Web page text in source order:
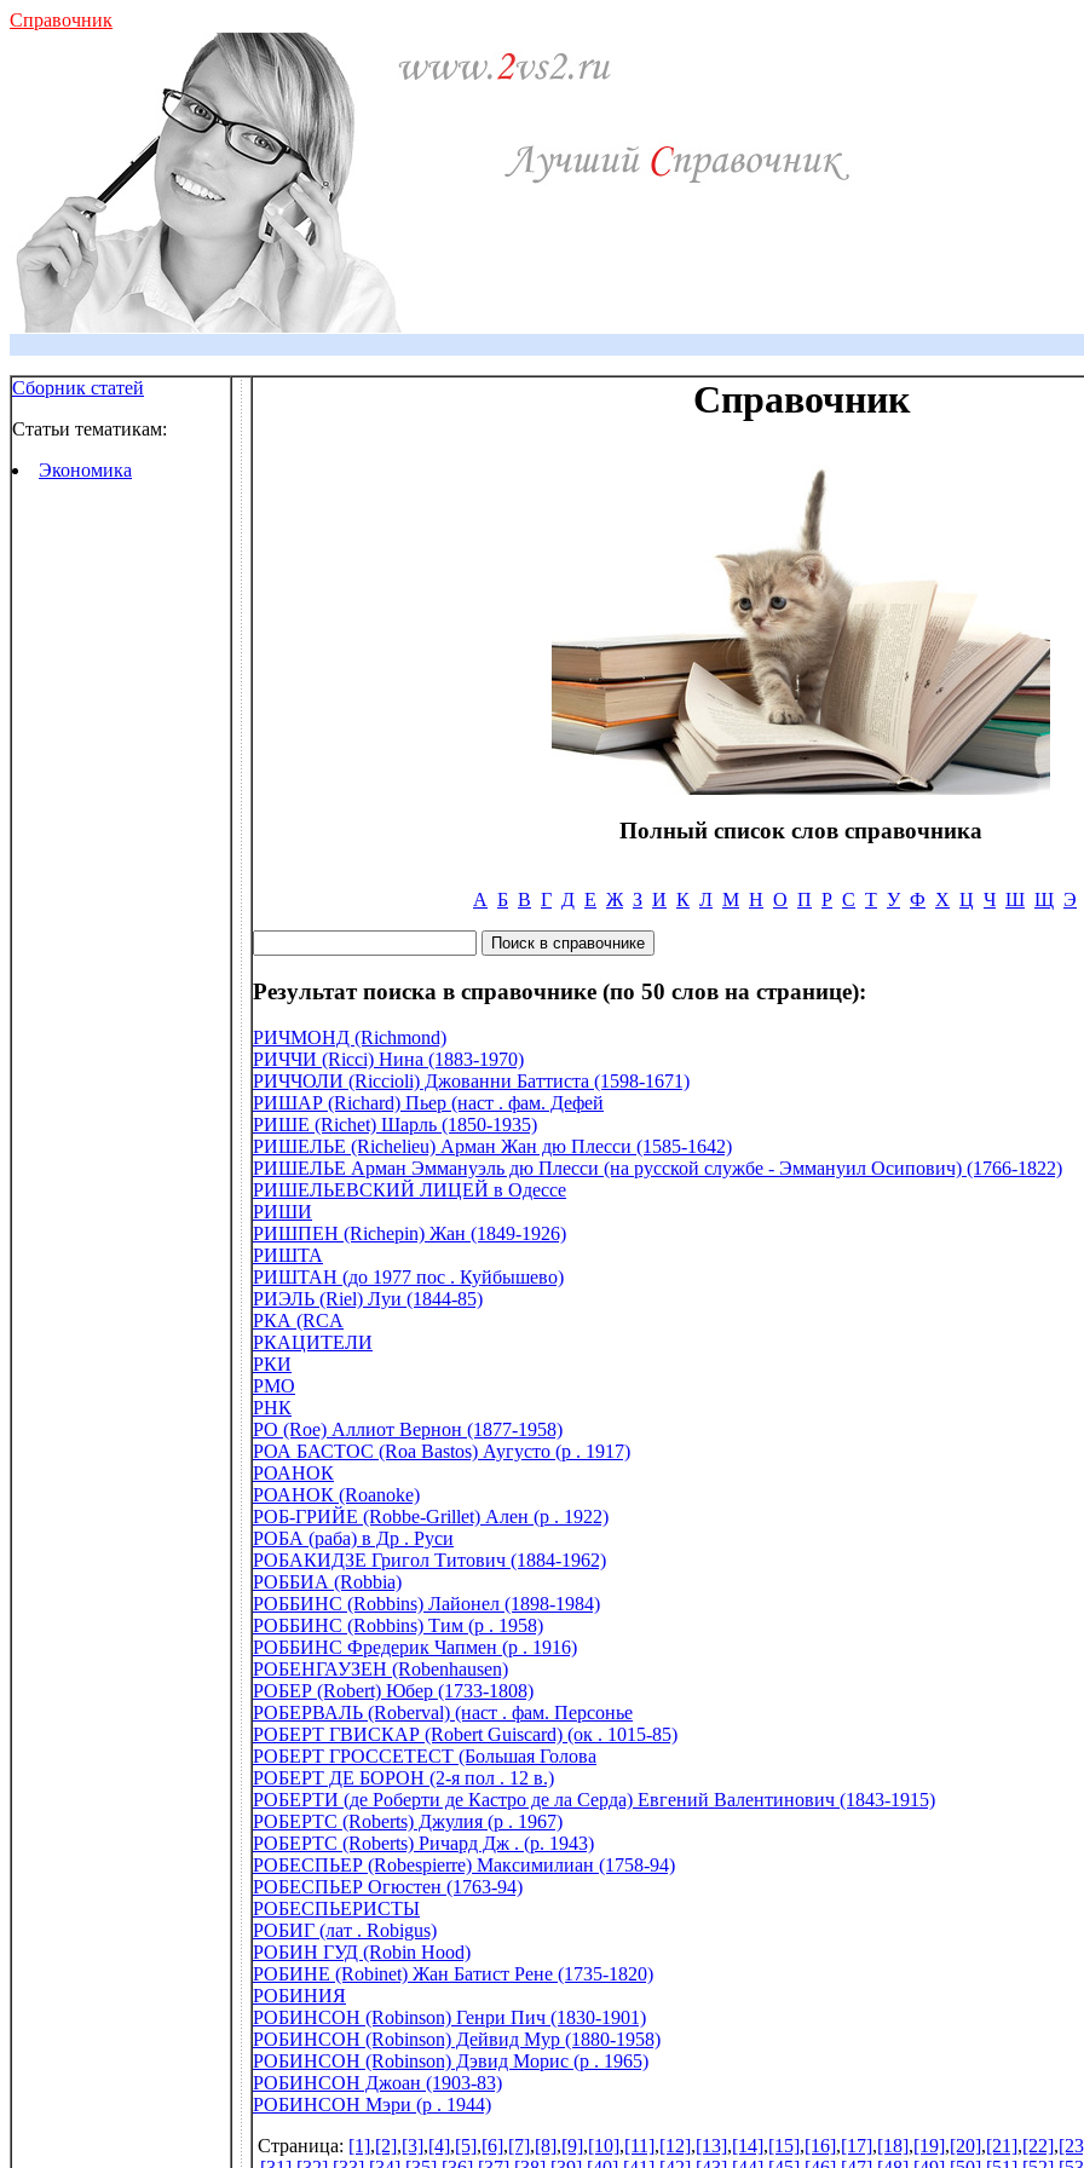
Справочник
Сборник статей
Статьи тематикам:
Экономика
Справочник
Полный список слов справочника
А Б В Г Д Е Ж З И К Л М Н О П Р С Т У Ф Х Ц Ч Ш Щ Э
Результат поиска в справочнике (по 50 слов на странице):
РИЧМОНД (Richmond)
РИЧЧИ (Ricci) Нина (1883-1970)
РИЧЧОЛИ (Riccioli) Джованни Баттиста (1598-1671)
РИШАР (Richard) Пьер (наст . фам. Дефей
РИШЕ (Richet) Шарль (1850-1935)
РИШЕЛЬЕ (Richelieu) Арман Жан дю Плесси (1585-1642)
РИШЕЛЬЕ Арман Эммануэль дю Плесси (на русской службе - Эммануил Осипович) (1766-1822)
РИШЕЛЬЕВСКИЙ ЛИЦЕЙ в Одессе
РИШИ
РИШПЕН (Richepin) Жан (1849-1926)
РИШТА
РИШТАН (до 1977 пос . Куйбышево)
РИЭЛЬ (Riel) Луи (1844-85)
РКА (RCA
РКАЦИТЕЛИ
РКИ
РМО
РНК
РО (Roe) Аллиот Вернон (1877-1958)
РОА БАСТОС (Roа Bastos) Аугусто (р . 1917)
РОАНОК
РОАНОК (Roanoke)
РОБ-ГРИЙЕ (Robbe-Grillet) Ален (р . 1922)
РОБА (раба) в Др . Руси
РОБАКИДЗЕ Григол Титович (1884-1962)
РОББИА (Robbia)
РОББИНС (Robbins) Лайонел (1898-1984)
РОББИНС (Robbins) Тим (р . 1958)
РОББИНС Фредерик Чапмен (р . 1916)
РОБЕНГАУЗЕН (Robenhausen)
РОБЕР (Robert) Юбер (1733-1808)
РОБЕРВАЛЬ (Roberval) (наст . фам. Персонье
РОБЕРТ ГВИСКАР (Robert Guiscard) (ок . 1015-85)
РОБЕРТ ГРОССЕТЕСТ (Большая Голова
РОБЕРТ ДЕ БОРОН (2-я пол . 12 в.)
РОБЕРТИ (де Роберти де Кастро де ла Серда) Евгений Валентинович (1843-1915)
РОБЕРТС (Roberts) Джулия (р . 1967)
РОБЕРТС (Roberts) Ричард Дж . (р. 1943)
РОБЕСПЬЕР (Robespierre) Максимилиан (1758-94)
РОБЕСПЬЕР Огюстен (1763-94)
РОБЕСПЬЕРИСТЫ
РОБИГ (лат . Robigus)
РОБИН ГУД (Robin Hood)
РОБИНЕ (Robinet) Жан Батист Рене (1735-1820)
РОБИНИЯ
РОБИНСОН (Robinson) Генри Пич (1830-1901)
РОБИНСОН (Robinson) Дейвид Мур (1880-1958)
РОБИНСОН (Robinson) Дэвид Морис (р . 1965)
РОБИНСОН Джоан (1903-83)
РОБИНСОН Мэри (р . 1944)
Страница: [1],[2],[3],[4],[5],[6],[7],[8],[9],[10],[11],[12],[13],[14],[15],[16],[17],[18],[19],[20],[21],[22],